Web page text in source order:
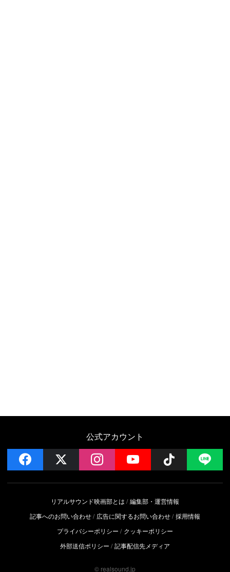
公式アカウント
facebook instagramYouTube Follow
リアルサウンド映画部とは
編集部・運営情報
記事へのお問い合わせ
広告に関するお問い合わせ 採用情報
プライバシーポリシー
クッキーポリシー
外部送信ポリシー
記事配信先メディア
© realsound.jp